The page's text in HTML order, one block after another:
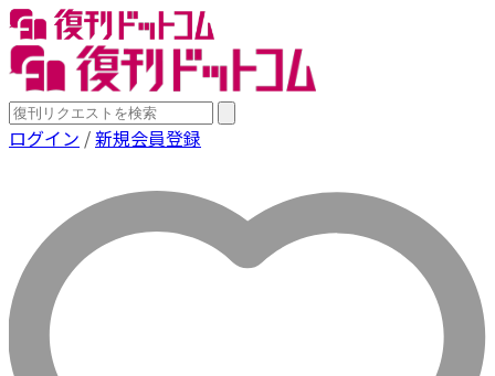
ログイン /新規会員登録